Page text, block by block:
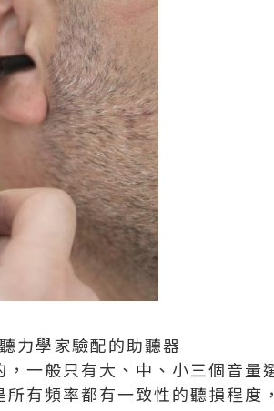
力學家驗配的助聽器
一般只有大、中、小三個音量
有頻率都有一致性的聽損程度